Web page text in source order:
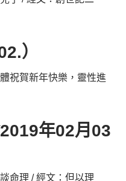
）
祝賀新年快樂，靈性進
年02月03
命理 / 經文：但以理